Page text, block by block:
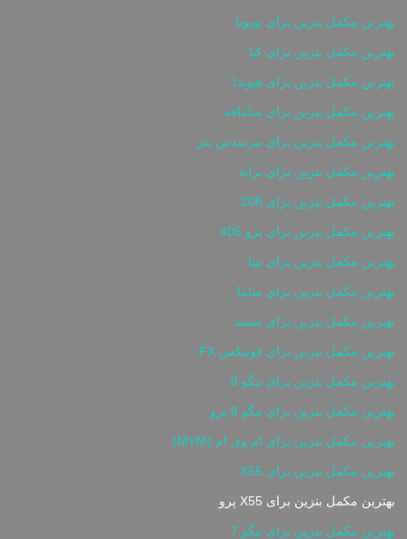
بهترین مکمل بنزین برای تویوتا
بهترین مکمل بنزین برای کیا
بهترین مکمل بنزین برای هیوندا
بهترین مکمل بنزین برای سانتافه
بهترین مکمل بنزین برای مرسدس بنز
بهترین مکمل بنزین برای پراید
بهترین مکمل بنزین برای 206
بهترین مکمل بنزین برای پژو 405
بهترین مکمل بنزین برای تیبا
بهترین مکمل بنزین برای ساینا
بهترین مکمل بنزین برای سمند
بهترین مکمل بنزین برای فونیکس FX
بهترین مکمل بنزین برای تیگو 8
بهترین مکمل بنزین برای تیگو 8 پرو
بهترین مکمل بنزین برای ام وی ام (MVM)
بهترین مکمل بنزین برای X55
بهترین مکمل بنزین برای X55 پرو
بهترین مکمل بنزین برای تیگو 7